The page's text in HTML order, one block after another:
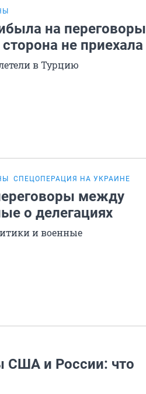
на переговоры
не приехала
в Турцию
СПЕЦОПЕРАЦИЯ НА УКРАИНЕ
между
о делегациях
и военные
США и России: что